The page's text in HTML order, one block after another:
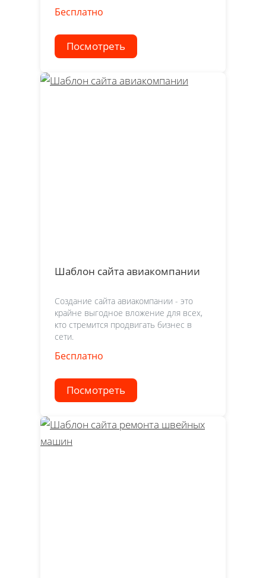
Бесплатно
Посмотреть
Шаблон сайта авиакомпании
Создание сайта авиакомпании - это
крайне выгодное вложение для всех,
кто стремится продвигать бизнес в
сети.
Бесплатно
Посмотреть